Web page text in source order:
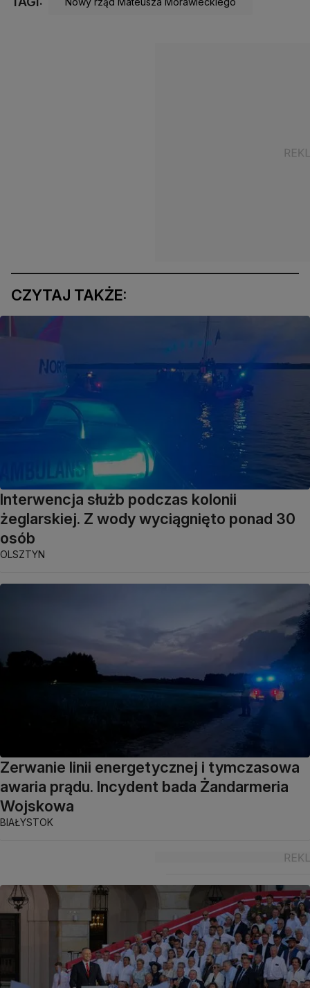
CZYTAJ TAKŻE:
Interwencja służb podczas kolonii
żeglarskiej. Z wody wyciągnięto ponad 30
osób
OLSZTYN
Zerwanie linii energetycznej i tymczasowa
awaria prądu. Incydent bada Żandarmeria
Wojskowa
BIAŁYSTOK